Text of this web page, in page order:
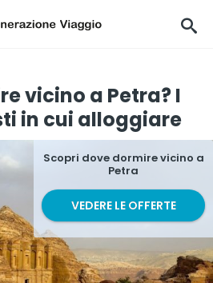
vicino a Petra? I
in cui alloggiare
Scopri dove dormire vicino a
Petra
VEDERE LE OFFERTE